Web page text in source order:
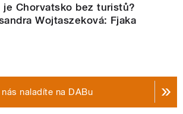
je Chorvatsko bez turistů?
Wojtaszeková: Fjaka
naladíte na DABu